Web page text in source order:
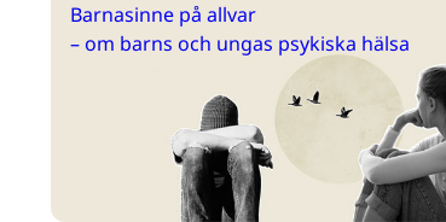
Barnasinne på allvar
– om barns och ungas psykiska hälsa